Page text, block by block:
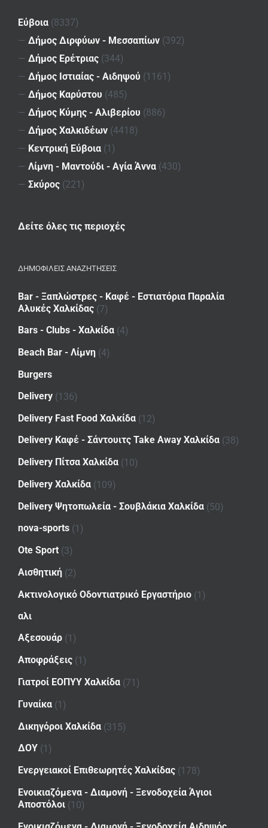
Εύβοια (8337)
— Δήμος Διρφύων - Μεσσαπίων (392)
— Δήμος Ερέτριας (344)
— Δήμος Ιστιαίας - Αιδηψού (1161)
— Δήμος Καρύστου (485)
— Δήμος Κύμης - Αλιβερίου (886)
— Δήμος Χαλκιδέων (4418)
— Κεντρική Εύβοια (1)
— Λίμνη - Μαντούδι - Αγία Άννα (430)
— Σκύρος (221)
Δείτε όλες τις περιοχές
ΔΗΜΟΦΙΛΕΙΣ ΑΝΑΖΗΤΗΣΕΙΣ
Bar - Ξαπλώστρες - Καφέ - Εστιατόρια Παραλία
Αλυκές Χαλκίδας (7)
Bars - Clubs - Χαλκίδα (4)
Beach Bar - Λίμνη (4)
Burgers
Delivery (136)
Delivery Fast Food Χαλκίδα (12)
Delivery Καφέ - Σάντουιτς Take Away Χαλκίδα (38)
Delivery Πίτσα Χαλκίδα (10)
Delivery Χαλκίδα (109)
Delivery Ψητοπωλεία - Σουβλάκια Χαλκίδα (50)
nova-sports (1)
Ote Sport (3)
Αισθητική (2)
Ακτινολογικό Οδοντιατρικό Εργαστήριο (1)
αλι
Αξεσουάρ (1)
Αποφράξεις (1)
Γιατροί ΕΟΠΥΥ Χαλκίδα (71)
Γυναίκα (1)
Δικηγόροι Χαλκίδα (315)
ΔΟΥ (1)
Ενεργειακοί Επιθεωρητές Χαλκίδας (178)
Ενοικιαζόμενα - Διαμονή - Ξενοδοχεία Άγιοι
Αποστόλοι (10)